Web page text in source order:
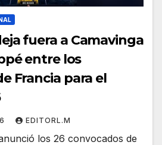
fuera a Camavinga
entre los
Francia para el
EDITORL.M
los 26 convocados de